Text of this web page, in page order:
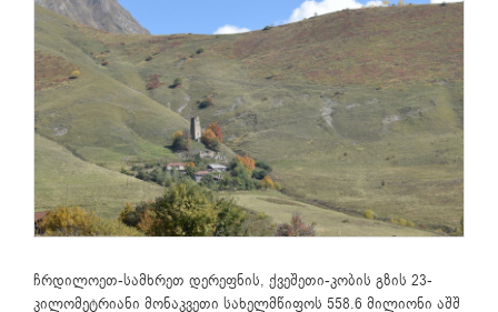
ჩრდილოეთ-სამხრეთ დერეფნის, ქვეშეთი-კობის გზის 23-
კილომეტრიანი მონაკვეთი სახელმწიფოს 558.6 მილიონი აშშ